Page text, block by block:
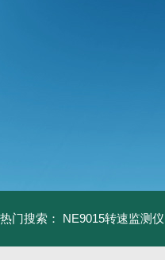
热门搜索： NE9015转速监测仪